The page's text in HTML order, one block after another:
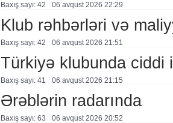
Baxış sayı: 42 06 avqust 2026 22:29
Klub rəhbərləri və
Baxış sayı: 42 06 avqust 2026 21:51
Türkiyə klubunda ciddi
Baxış sayı: 41 06 avqust 2026 21:15
Ərəblərin radarında
Baxış sayı: 63 06 avqust 2026 20:52